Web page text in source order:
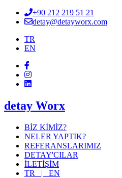
+90 212 219 51 21
detay@detayworx.com
TR
EN
detay Worx
BİZ KİMİZ?
NELER YAPTIK?
REFERANSLARIMIZ
DETAY'CILAR
İLETİŞİM
TR | EN